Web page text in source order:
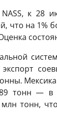
к 28
что на 1%
тонн — в
млн тонн,